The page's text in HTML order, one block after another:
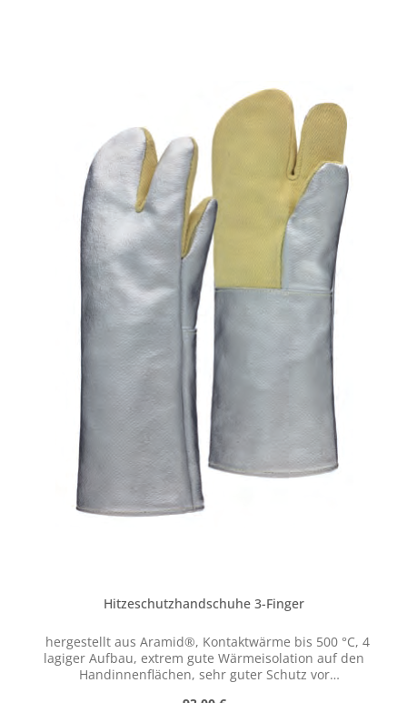
Hitzeschutzhandschuhe 3-Finger
hergestellt aus Aramid®, Kontaktwärme bis 500 °C, 4
lagiger Aufbau, extrem gute Wärmeisolation auf den
Handinnenflächen, sehr guter Schutz vor